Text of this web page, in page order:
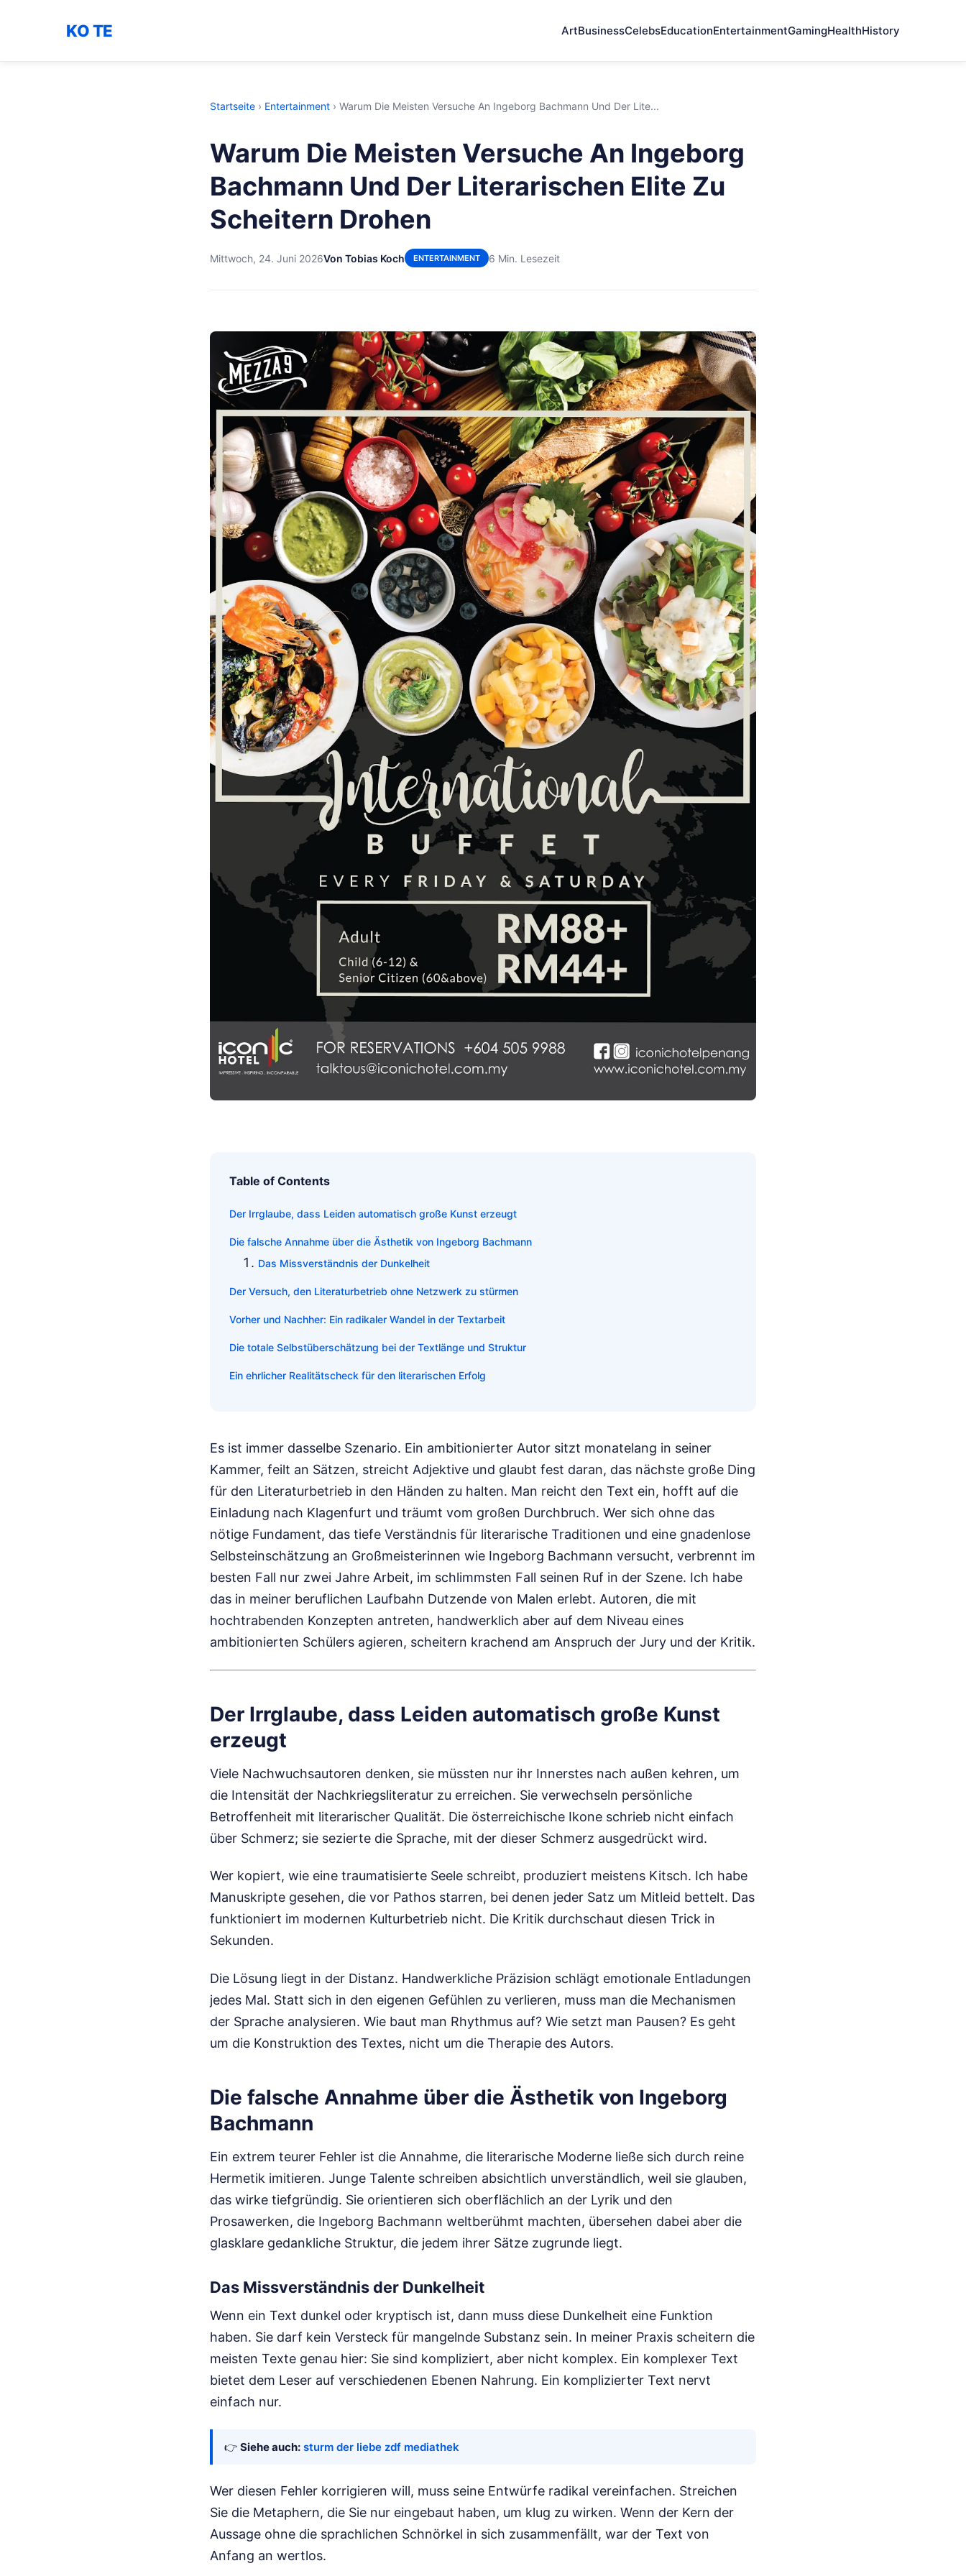
KO TE ArtBusinessCelebsEducationEntertainmentGamingHealthHistory
Startseite › Entertainment › Warum Die Meisten Versuche An Ingeborg Bachmann Und Der Lite...
Warum Die Meisten Versuche An Ingeborg
Bachmann Und Der Literarischen Elite Zu
Scheitern Drohen
Mittwoch, 24. Juni 2026Von Tobias Koch ENTERTAINMENT 6 Min. Lesezeit
Table of Contents
Der Irrglaube, dass Leiden automatisch große Kunst erzeugt
Die falsche Annahme über die Ästhetik von Ingeborg Bachmann
Das Missverständnis der Dunkelheit
Der Versuch, den Literaturbetrieb ohne Netzwerk zu stürmen
Vorher und Nachher: Ein radikaler Wandel in der Textarbeit
Die totale Selbstüberschätzung bei der Textlänge und Struktur
Ein ehrlicher Realitätscheck für den literarischen Erfolg
Es ist immer dasselbe Szenario. Ein ambitionierter Autor sitzt monatelang in seiner
Kammer, feilt an Sätzen, streicht Adjektive und glaubt fest daran, das nächste große Ding
für den Literaturbetrieb in den Händen zu halten. Man reicht den Text ein, hofft auf die
Einladung nach Klagenfurt und träumt vom großen Durchbruch. Wer sich ohne das
nötige Fundament, das tiefe Verständnis für literarische Traditionen und eine gnadenlose
Selbsteinschätzung an Großmeisterinnen wie Ingeborg Bachmann versucht, verbrennt im
besten Fall nur zwei Jahre Arbeit, im schlimmsten Fall seinen Ruf in der Szene. Ich habe
das in meiner beruflichen Laufbahn Dutzende von Malen erlebt. Autoren, die mit
hochtrabenden Konzepten antreten, handwerklich aber auf dem Niveau eines
ambitionierten Schülers agieren, scheitern krachend am Anspruch der Jury und der Kritik.
Der Irrglaube, dass Leiden automatisch große Kunst
erzeugt
Viele Nachwuchsautoren denken, sie müssten nur ihr Innerstes nach außen kehren, um
die Intensität der Nachkriegsliteratur zu erreichen. Sie verwechseln persönliche
Betroffenheit mit literarischer Qualität. Die österreichische Ikone schrieb nicht einfach
über Schmerz; sie sezierte die Sprache, mit der dieser Schmerz ausgedrückt wird.
Wer kopiert, wie eine traumatisierte Seele schreibt, produziert meistens Kitsch. Ich habe
Manuskripte gesehen, die vor Pathos starren, bei denen jeder Satz um Mitleid bettelt. Das
funktioniert im modernen Kulturbetrieb nicht. Die Kritik durchschaut diesen Trick in
Sekunden.
Die Lösung liegt in der Distanz. Handwerkliche Präzision schlägt emotionale Entladungen
jedes Mal. Statt sich in den eigenen Gefühlen zu verlieren, muss man die Mechanismen
der Sprache analysieren. Wie baut man Rhythmus auf? Wie setzt man Pausen? Es geht
um die Konstruktion des Textes, nicht um die Therapie des Autors.
Die falsche Annahme über die Ästhetik von Ingeborg
Bachmann
Ein extrem teurer Fehler ist die Annahme, die literarische Moderne ließe sich durch reine
Hermetik imitieren. Junge Talente schreiben absichtlich unverständlich, weil sie glauben,
das wirke tiefgründig. Sie orientieren sich oberflächlich an der Lyrik und den
Prosawerken, die Ingeborg Bachmann weltberühmt machten, übersehen dabei aber die
glasklare gedankliche Struktur, die jedem ihrer Sätze zugrunde liegt.
Das Missverständnis der Dunkelheit
Wenn ein Text dunkel oder kryptisch ist, dann muss diese Dunkelheit eine Funktion
haben. Sie darf kein Versteck für mangelnde Substanz sein. In meiner Praxis scheitern die
meisten Texte genau hier: Sie sind kompliziert, aber nicht komplex. Ein komplexer Text
bietet dem Leser auf verschiedenen Ebenen Nahrung. Ein komplizierter Text nervt
einfach nur.
👉 Siehe auch: sturm der liebe zdf mediathek
Wer diesen Fehler korrigieren will, muss seine Entwürfe radikal vereinfachen. Streichen
Sie die Metaphern, die Sie nur eingebaut haben, um klug zu wirken. Wenn der Kern der
Aussage ohne die sprachlichen Schnörkel in sich zusammenfällt, war der Text von
Anfang an wertlos.